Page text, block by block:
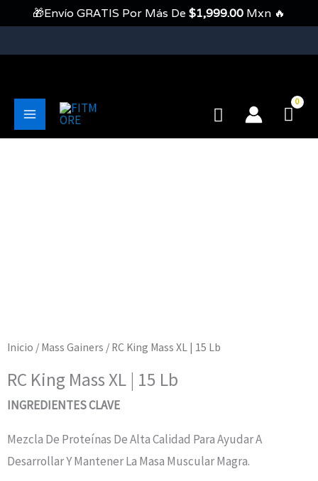
Contenido
Main
Buscar
Inicio / Mass Gainers / RC King Mass XL | 15 Lb
RC King Mass XL | 15 Lb
INGREDIENTES CLAVE
Mezcla De Proteínas De Alta Calidad Para Ayudar A
Desarrollar Y Mantener La Masa Muscular Magra.
🎁Envío GRATIS Por Más De $1,999.00 Mxn 🔥